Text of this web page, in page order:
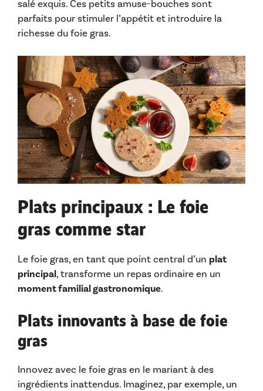
salé exquis. Ces petits amuse-bouches sont
parfaits pour stimuler l’appétit et introduire la
richesse du foie gras.
Plats principaux : Le foie
gras comme star
Le foie gras, en tant que point central d’un plat
principal, transforme un repas ordinaire en un
moment familial gastronomique.
Plats innovants à base de foie
gras
Innovez avec le foie gras en le mariant à des
ingrédients inattendus. Imaginez, par exemple, un